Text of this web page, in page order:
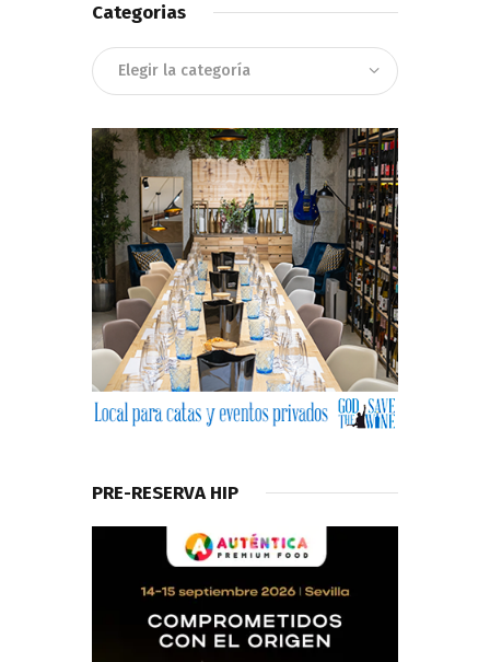
Categorias
Categorias
PRE-RESERVA HIP